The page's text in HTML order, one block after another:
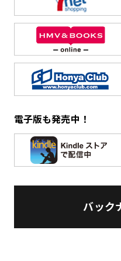
電子版も発売中！
バック